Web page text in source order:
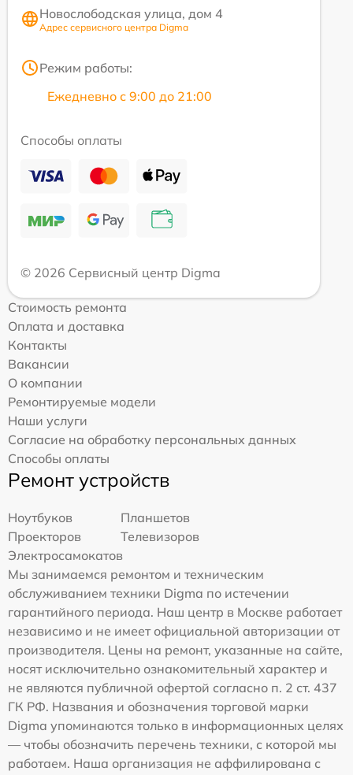
Новослободская улица, дом 4
Адрес сервисного центра Digma
Режим работы:
Ежедневно с 9:00 до 21:00
Способы оплаты
© 2026 Сервисный центр Digma
Стоимость ремонта
Оплата и доставка
Контакты
Вакансии
О компании
Ремонтируемые модели
Наши услуги
Согласие на обработку персональных данных
Способы оплаты
Ремонт устройств
Ноутбуков
Планшетов
Проекторов
Телевизоров
Электросамокатов
Мы занимаемся ремонтом и техническим
обслуживанием техники Digma по истечении
гарантийного периода. Наш центр в Москве работает
независимо и не имеет официальной авторизации от
производителя. Цены на ремонт, указанные на сайте,
носят исключительно ознакомительный характер и
не являются публичной офертой согласно п. 2 ст. 437
ГК РФ. Названия и обозначения торговой марки
Digma упоминаются только в информационных целях
— чтобы обозначить перечень техники, с которой мы
работаем. Наша организация не аффилирована с